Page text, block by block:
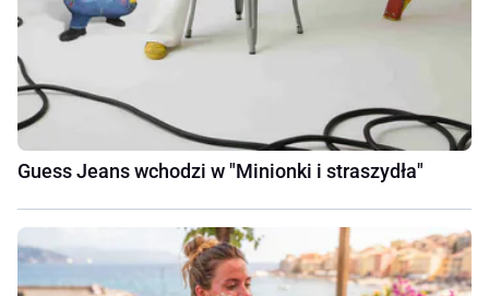
Guess Jeans wchodzi w "Minionki i straszydła"